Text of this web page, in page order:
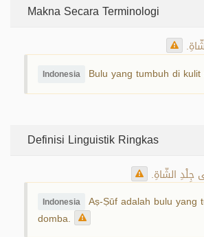
Makna Secara Terminologi
Indonesia Bulu yang tumbuh di
Definisi Linguistik Ringkas
جِلْدِ الشّاةِ.
Indonesia Aṣ-Ṣūf adalah bulu yang
domba.